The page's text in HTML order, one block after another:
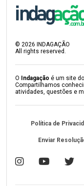
©2026 INDAGAÇÃO
All rights reserved.
O Indagação é um site
Compartilhamos
atividades, questões e
Política de
Enviar